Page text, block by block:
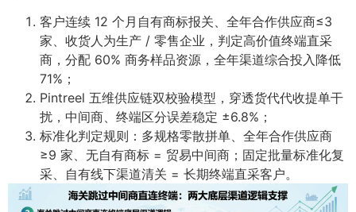
客户连续 12 个月自有商标报关、全年合作供应商≤3
家、收货人为生产 / 零售企业，判定高价值终端直采
商，分配 60% 商务样品资源，全年渠道综合投入降低
71%；
Pintreel 五维供应链双校验模型，穿透货代代收提单干
扰，中间商、终端区分误差稳定 ±6.8%；
标准化判定规则：多规格零散拼单、全年合作供应商
≥9 家、无自有商标 = 贸易中间商；固定批量标准化复
采、自有线下渠道清关 = 长期终端直采客户。